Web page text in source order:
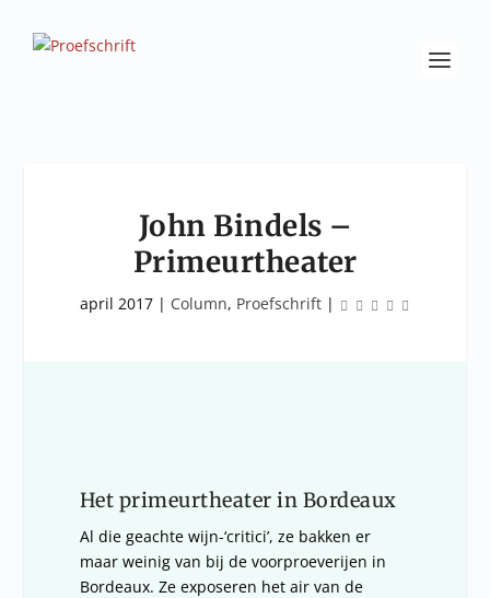
John Bindels –
Primeurtheater
april 2017| Column, Proefschrift|
Het primeurtheater in Bordeaux
Al die geachte wijn-‘critici’, ze bakken er
maar weinig van bij de voorproeverijen in
Bordeaux. Ze exposeren het air van de